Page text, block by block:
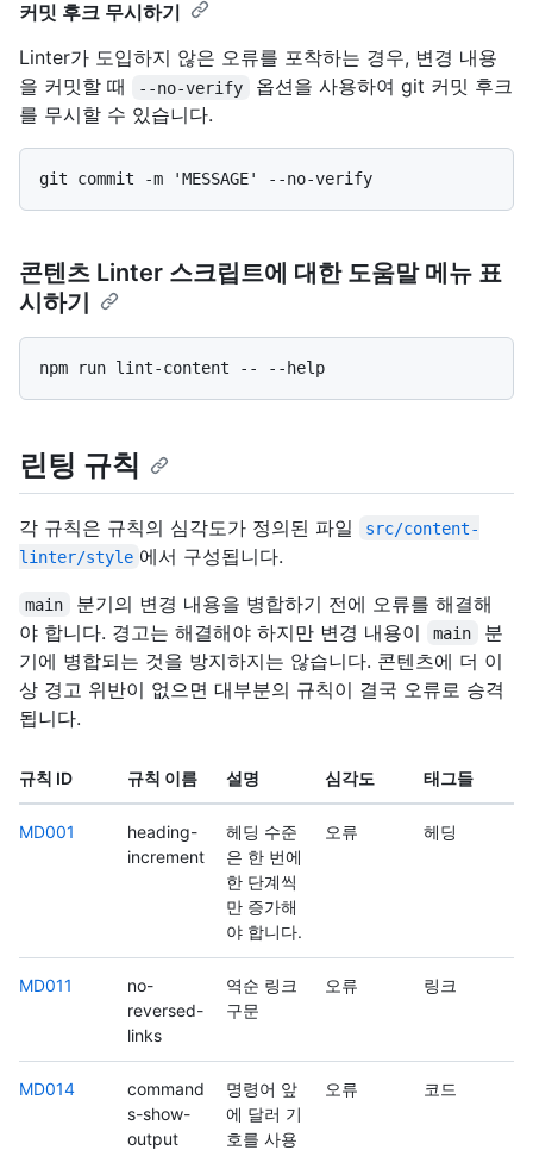
커밋 후크 무시하기
Linter가 도입하지 않은 오류를 포착하는 경우, 변경 내용
을 커밋할 때
--no-verify
옵션을 사용하여 git 커밋 후크
를 무시할 수 있습니다.
콘텐츠 Linter 스크립트에 대한 도움말 메뉴 표
시하기
린팅 규칙
각 규칙은 규칙의 심각도가 정의된 파일
src/content-
linter/style 에서 구성됩니다.
main
분기의 변경 내용을 병합하기 전에 오류를 해결해
야 합니다. 경고는 해결해야 하지만 변경 내용이
main
분
기에 병합되는 것을 방지하지는 않습니다. 콘텐츠에 더 이
상 경고 위반이 없으면 대부분의 규칙이 결국 오류로 승격
됩니다.
규칙 ID 규칙 이름 설명 심각도 태그들
MD001
heading-
increment
헤딩 수준
은 한 번에
한 단계씩
만 증가해
야 합니다.
오류 헤딩
MD011
no-
reversed-
links
역순 링크
구문
오류 링크
MD014
command
s-show-
output
명령어 앞
에 달러 기
호를 사용
오류 코드